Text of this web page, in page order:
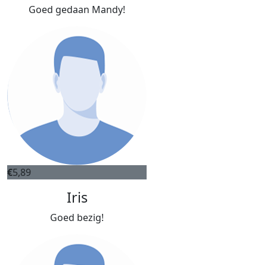
Goed gedaan Mandy!
€5,89
Iris
Goed bezig!